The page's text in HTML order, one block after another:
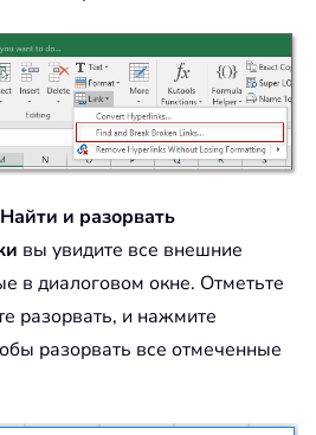
Найти и разорвать
вы увидите все внешние
в диалоговом окне. Отметьте
разорвать, и нажмите
разорвать все отмеченные